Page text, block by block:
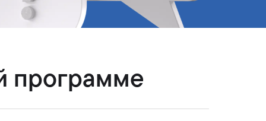
программе